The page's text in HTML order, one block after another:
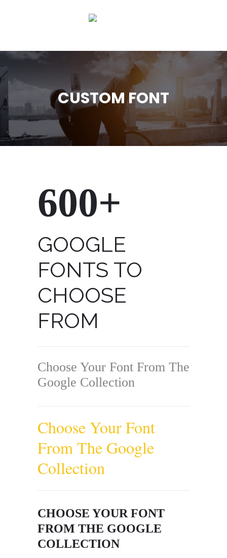
CUSTOM FONT
600+
GOOGLE
FONTS TO
CHOOSE
FROM
Choose Your Font From The
Google Collection
Choose Your Font
From The Google
Collection
CHOOSE YOUR FONT
FROM THE GOOGLE
COLLECTION